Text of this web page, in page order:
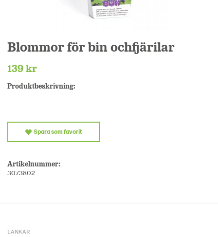
Blommor för bin ochfjärilar
139 kr
Produktbeskrivning:
Spara som favorit
Artikelnummer:
3073802
LÄNKAR